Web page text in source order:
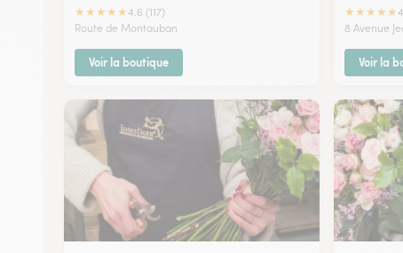
★★★★★4.6 (117)
Route de Montauban
Voir la boutique
★★★★★
8 Avenue
Voir la